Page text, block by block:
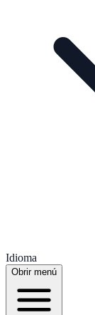
Idioma
Obrir menú